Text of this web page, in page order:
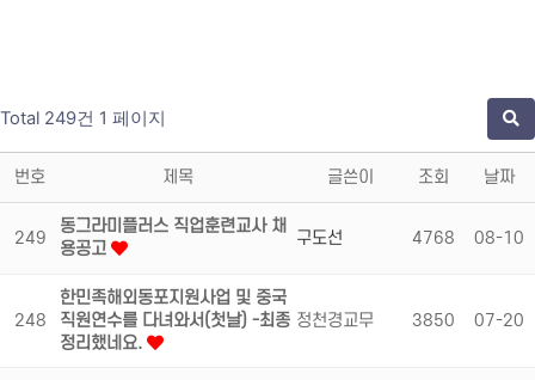
Total 249건 1 페이지
번호 제목 글쓴이 조회 날짜
249
동그라미플러스 직업훈련교사 채
용공고
구도선 4768 08-10
248
한민족해외동포지원사업 및 중국
직원연수를 다녀와서(첫날) -최종
정리했네요.
정천경교무 3850 07-20